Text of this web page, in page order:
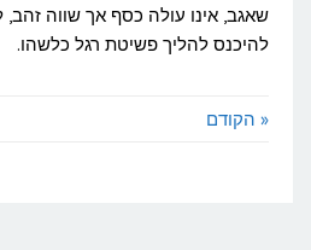
שאגב, אינו עולה כסף אך שווה
להיכנס להליך פשיטת רגל כלשהו.
« הקודם